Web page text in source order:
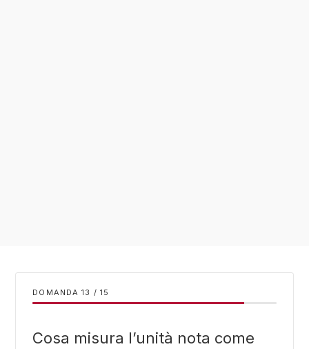
DOMANDA / 15
Cosa misura l’unità nota come